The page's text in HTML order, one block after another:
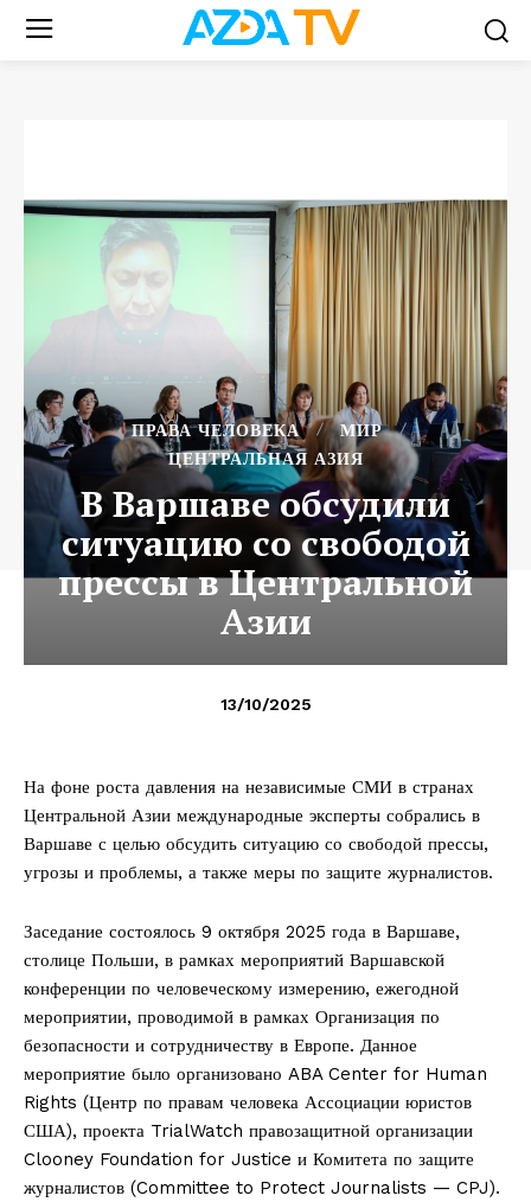
ПРАВА ЧЕЛОВЕКА
МИР
ЦЕНТРАЛЬНАЯ АЗИЯ
В Варшаве обсудили
ситуацию со свободой
прессы в Центральной
Азии
13/10/2025
На фоне роста давления на независимые СМИ в странах
Центральной Азии международные эксперты собрались в
Варшаве с целью обсудить ситуацию со свободой прессы,
угрозы и проблемы, а также меры по защите журналистов.
Заседание состоялось 9 октября 2025 года в Варшаве,
столице Польши, в рамках мероприятий Варшавской
конференции по человеческому измерению, ежегодной
мероприятии, проводимой в рамках Организация по
безопасности и сотрудничеству в Европе. Данное
мероприятие было организовано ABA Center for Human
Rights (Центр по правам человека Ассоциации юристов
США), проекта TrialWatch правозащитной организации
Clooney Foundation for Justice и Комитета по защите
журналистов (Committee to Protect Journalists — CPJ).